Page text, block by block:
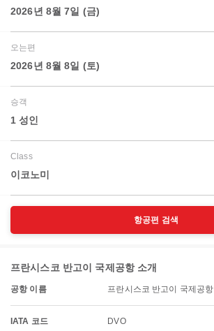
2026년 8월 7일 (금)
오는편
2026년 8월 8일 (토)
승객
1 성인
Class
이코노미
항공편 검색
프란시스코 반고이 국제공항 소개
공항 이름 프란시스코 반고이 국제공항
IATA 코드 DVO